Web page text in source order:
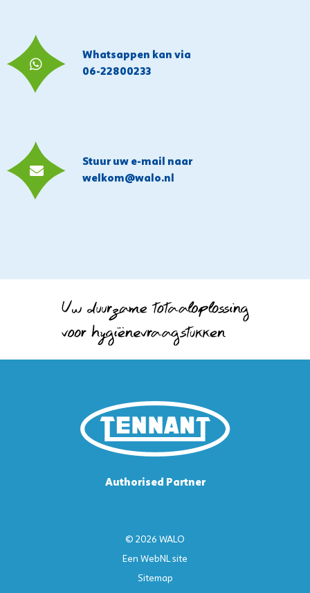
Whatsappen kan via
06-22800233
Stuur uw e-mail naar
welkom@walo.nl
Authorised Partner
© 2026 WALO
Een WebNLsite
Sitemap